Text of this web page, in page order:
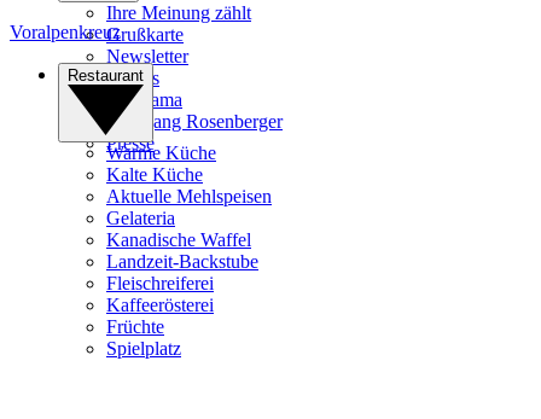
Ihre Meinung zählt
Grußkarte
Newsletter
Videos
Panorama
Wolfgang Rosenberger
Presse
Voralpenkreuz
Restaurant
Warme Küche
Kalte Küche
Aktuelle Mehlspeisen
Gelateria
Kanadische Waffel
Landzeit-Backstube
Fleischreiferei
Kaffeerösterei
Früchte
Spielplatz